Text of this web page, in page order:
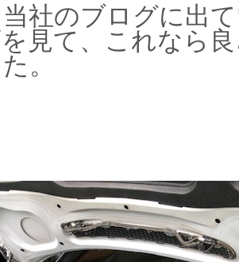
社のブログに出
見て、これなら
。